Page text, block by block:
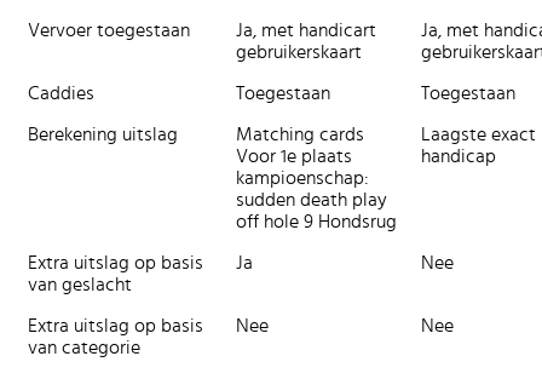
Vervoer toegestaan
Ja, met handicart
gebruikerskaart
Ja, met
Caddies Toegestaan Toegestaan
Berekening uitslag
Matching cards
Voor 1e plaats
kampioenschap:
sudden death play
off hole 9 Hondsrug
Laagste exact
handicap
Extra uitslag op basis
van geslacht
Ja Nee
Extra uitslag op basis
van categorie
Nee Nee